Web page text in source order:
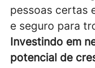
pessoas certas
e seguro para
Investindo em
potencial de